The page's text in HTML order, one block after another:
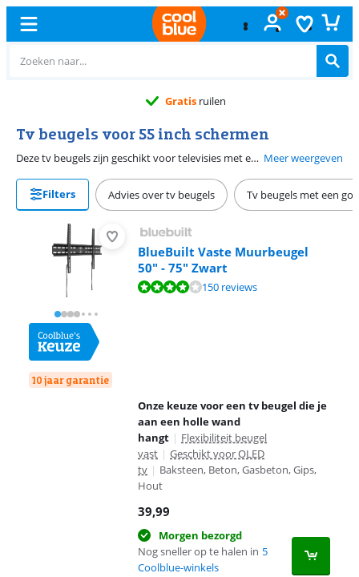
Gratis ruilen
Tv beugels voor 55 inch schermen
Deze tv beugels zijn geschikt voor televisies met een beelddiagonaal van 55 inch. Tijdens het kiezen van de juiste tv muurbeugel moet je rekening houden met een aantal specificaties. Zo hebben beugels bijvoorbeeld een maximaal draaggewicht. Daarnaast is een televisiebeugel vast, kantelbaar of draaibaar. Met een vaste muurbeugel beweeg je de televisie niet, maar hangt hij strak tegen de muur. Een kantelbare beugel beweegt verticaal, zodat je de tv naar boven of beneden kantelt. Wanneer een tv beugel draaibaar is, richt je hem horizontaal naar de juiste plek in de kamer. Let bij je keuze voor een kantelbare tv beugel goed op het formaat, gewicht en de VESA maat van je tv. Meer weergeven
Filters Advies over tv beugels Tv beugels met een
10 jaar garantie
BlueBuilt Vaste Muurbeugel
50" - 75" Zwart
Beoordeling is 8,4 van de 10, gebaseerd op 150 reviews.
150 reviews
Onze keuze voor een tv beugel die je
aan een holle wand
hangt | Flexibiliteit beugel
vast | Geschikt voor OLED
tv | Baksteen, Beton, Gasbeton, Gips,
Hout
39,99
Morgen bezorgd
Nog sneller op te halen in 5
Coolblue-winkels